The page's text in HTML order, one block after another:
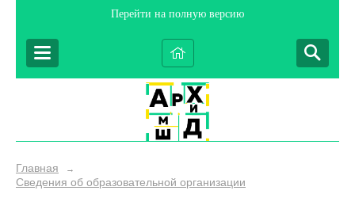
Перейти на полную версию
Главная →
Сведения об образовательной организации